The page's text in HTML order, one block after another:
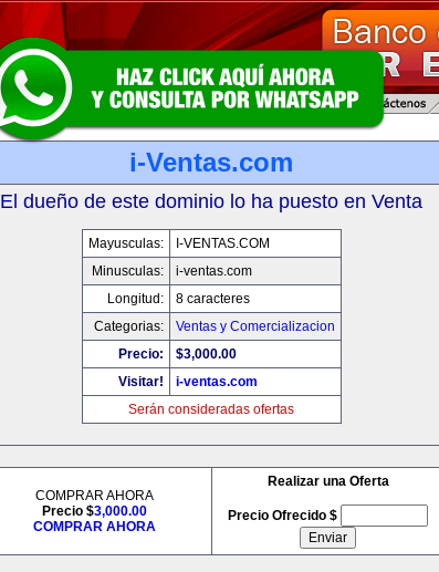
i-Ventas.com
El dueño de este dominio lo ha puesto en Venta
Mayusculas:
I-VENTAS.COM
Minusculas:
i-ventas.com
Longitud:
8 caracteres
Categorias:
Ventas y Comercializacion
Precio:
$3,000.00
Visitar!
i-ventas.com
Serán consideradas ofertas
COMPRAR AHORA
Precio $3,000.00
COMPRAR AHORA
Realizar una Oferta
Precio Ofrecido $